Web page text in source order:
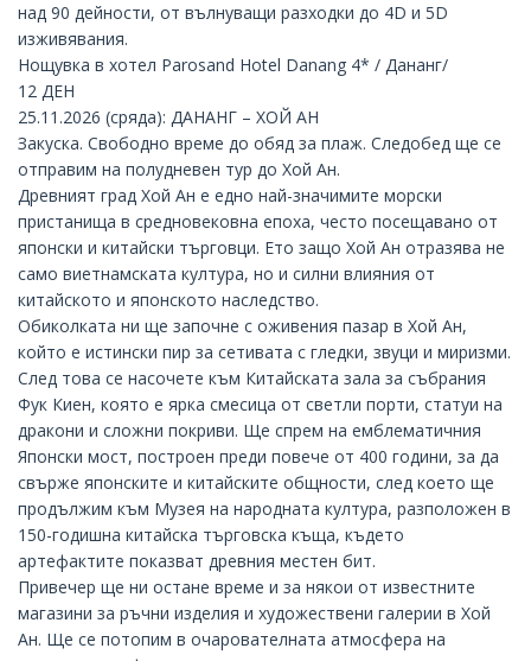
над 90 дейности, от вълнуващи разходки до 4D и 5D
изживявания.
Нощувка в хотел Parosand Hotel Danang 4* / Дананг/
12 ДЕН
25.11.2026 (сряда): ДАНАНГ – ХОЙ АН
Закуска. Свободно време до обяд за плаж. Следобед ще се
отправим на полудневен тур до Хой Ан.
Древният град Хой Ан е едно най-значимите морски
пристанища в средновековна епоха, често посещавано от
японски и китайски търговци. Ето защо Хой Ан отразява не
само виетнамската култура, но и силни влияния от
китайското и японското наследство.
Обиколката ни ще започне с оживения пазар в Хой Ан,
който е истински пир за сетивата с гледки, звуци и миризми.
След това се насочете към Китайската зала за събрания
Фук Киен, която е ярка смесица от светли порти, статуи на
дракони и сложни покриви. Ще спрем на емблематичния
Японски мост, построен преди повече от 400 години, за да
свърже японските и китайските общности, след което ще
продължим към Музея на народната култура, разположен в
150-годишна китайска търговска къща, където
артефактите показват древния местен бит.
Привечер ще ни остане време и за някои от известните
магазини за ръчни изделия и художествени галерии в Хой
Ан. Ще се потопим в очарователната атмосфера на